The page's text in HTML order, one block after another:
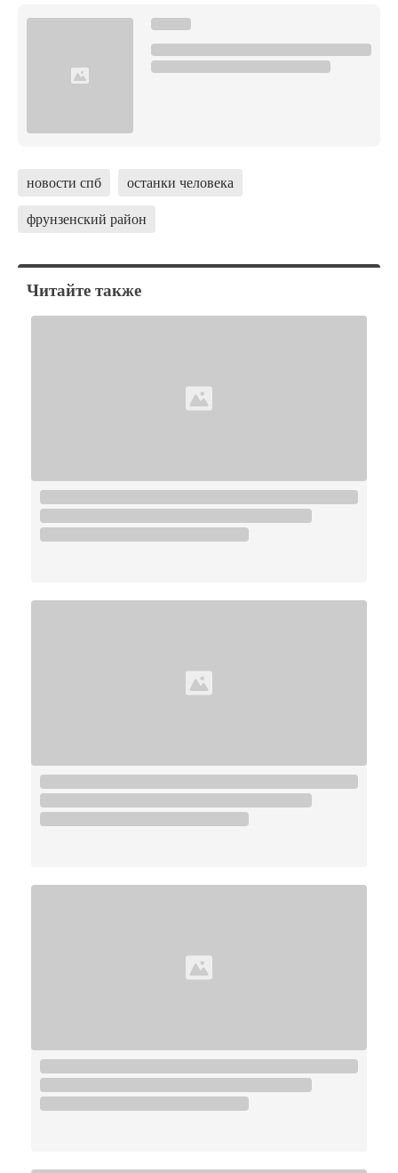
новости спб
останки человека
фрунзенский район
Читайте также